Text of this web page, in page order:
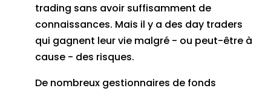
trading sans avoir suffisamment de
connaissances. Mais il y a des day traders
qui gagnent leur vie malgré - ou peut-être à
cause - des risques.
De nombreux gestionnaires de fonds